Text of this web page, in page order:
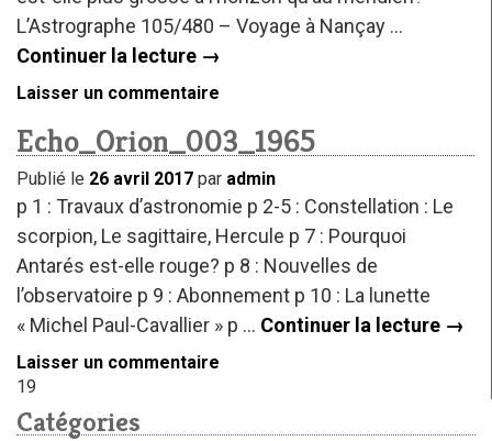
L’Astrographe 105/480 – Voyage à Nançay …
Continuer la lecture →
Laisser un commentaire
Echo_Orion_003_1965
Publié le 26 avril 2017 par admin
p 1 : Travaux d’astronomie p 2-5 : Constellation : Le
scorpion, Le sagittaire, Hercule p 7 : Pourquoi
Antarés est-elle rouge? p 8 : Nouvelles de
l’observatoire p 9 : Abonnement p 10 : La lunette
« Michel Paul-Cavallier » p … Continuer la lecture →
Laisser un commentaire
19
Catégories